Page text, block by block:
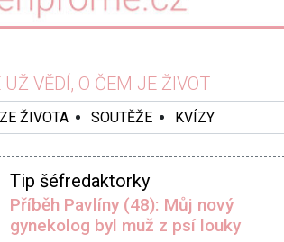
VĚDÍ, O ČEM JE ŽIVOT
ŽIVOTA SOUTĚŽE KVÍZY
Tip šéfredaktorky
Příběh Pavlíny (48): Můj nový
gynekolog byl muž z psí louky